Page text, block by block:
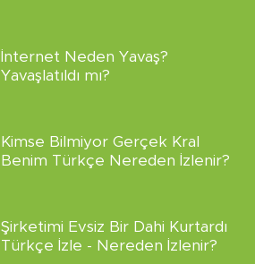
İnternet Neden Yavaş?
Yavaşlatıldı mı?
Kimse Bilmiyor Gerçek Kral
Benim Türkçe Nereden İzlenir?
Şirketimi Evsiz Bir Dahi Kurtardı
Türkçe İzle - Nereden İzlenir?